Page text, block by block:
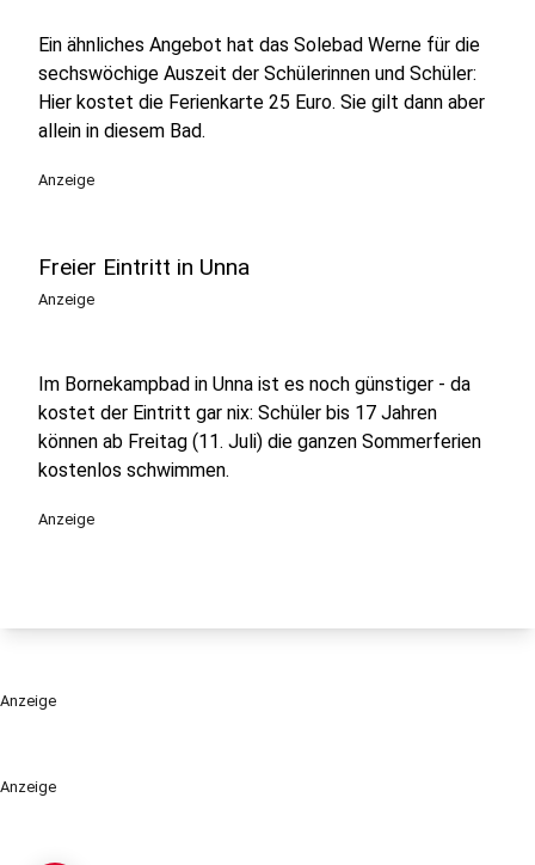
Anzeige
Ein ähnliches Angebot hat das Solebad Werne für die
sechswöchige Auszeit der Schülerinnen und Schüler:
Hier kostet die Ferienkarte 25 Euro. Sie gilt dann aber
allein in diesem Bad.
Anzeige
Freier Eintritt in Unna
Anzeige
Im Bornekampbad in Unna ist es noch günstiger - da
kostet der Eintritt gar nix: Schüler bis 17 Jahren
können ab Freitag (11. Juli) die ganzen Sommerferien
kostenlos schwimmen.
Anzeige
Anzeige